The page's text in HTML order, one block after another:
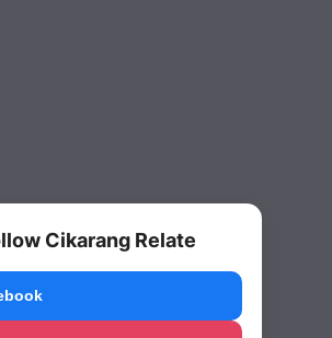
Cikarang Relate